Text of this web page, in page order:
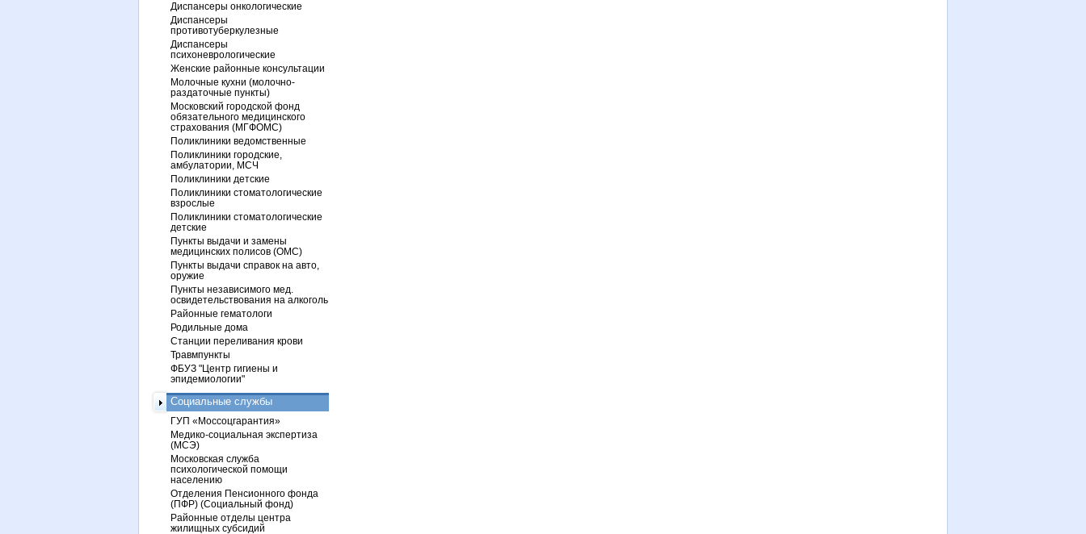
Диспансеры онкологические
Диспансеры
противотуберкулезные
Диспансеры
психоневрологические
Женские районные консультации
Молочные кухни (молочно-
раздаточные пункты)
Московский городской фонд
обязательного медицинского
страхования (МГФОМС)
Поликлиники ведомственные
Поликлиники городские,
амбулатории, МСЧ
Поликлиники детские
Поликлиники стоматологические
взрослые
Поликлиники стоматологические
детские
Пункты выдачи и замены
медицинских полисов (ОМС)
Пункты выдачи справок на авто,
оружие
Пункты независимого мед.
освидетельствования на алкоголь
Районные гематологи
Родильные дома
Станции переливания крови
Травмпункты
ФБУЗ "Центр гигиены и
эпидемиологии"
Социальные службы
ГУП «Моссоцгарантия»
Медико-социальная экспертиза
(МСЭ)
Московская служба
психологической помощи
населению
Отделения Пенсионного фонда
(ПФР) (Социальный фонд)
Районные отделы центра
жилищных субсидий